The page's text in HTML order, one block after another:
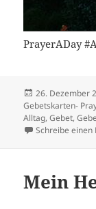
PrayerADay
Veröffentlicht
am
26. Dezember
Gebetskarten-
Alltag,Gebet,
Schreibe einen
Mein